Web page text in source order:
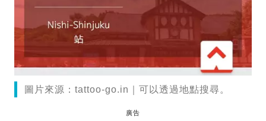
圖片來源：tattoo-go.in｜可以透過地點搜尋。
廣告